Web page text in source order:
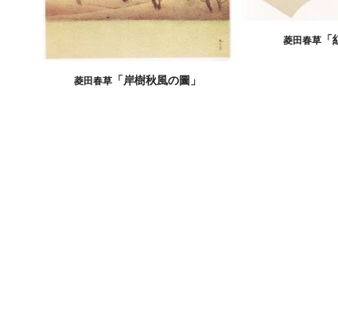
菱田春草「岸樹秋風の圖」
菱田春草